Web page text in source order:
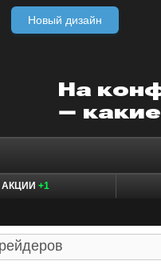
Новый дизайн
АКЦИИ +1